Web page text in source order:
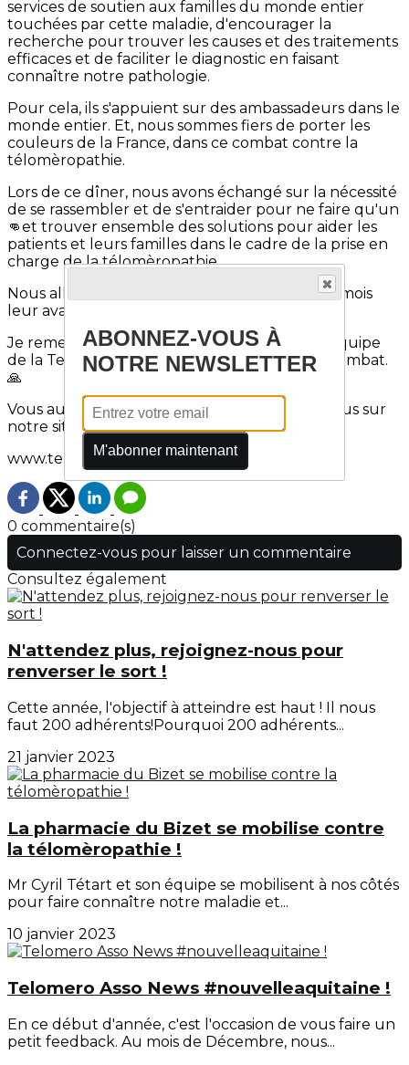
services de soutien aux familles du monde entier
touchées par cette maladie, d'encourager la
recherche pour trouver les causes et des traitements
efficaces et de faciliter le diagnostic en faisant
connaître notre pathologie.
Pour cela, ils s'appuient sur des ambassadeurs dans le
monde entier. Et, nous sommes fiers de porter les
couleurs de la France, dans ce combat contre la
télomèropathie.
Lors de ce dîner, nous avons échangé sur la nécessité
de se rassembler et de s'entraider pour ne faire qu'un
👊et trouver ensemble des solutions pour aider les
patients et leurs familles dans le cadre de la prise en
charge de la télomèropathie.
Nous allons vous partager dans les prochains mois
leur avancée sur la maladie.
Je remercie Katie Barrett Stevens et toute l'équipe
de la Team Telomere de nous aider dans ce combat.
🙏
Vous aussi vous pouvez nous aider, rendez-vous sur
notre site:
www.telomero-asso.fr
0 commentaire(s)
Connectez-vous pour laisser un commentaire
Consultez également
N'attendez plus, rejoignez-nous pour
renverser le sort !
Cette année, l'objectif à atteindre est haut ! Il nous
faut 200 adhérents!Pourquoi 200 adhérents...
21 janvier 2023
La pharmacie du Bizet se mobilise contre
la télomèropathie !
Mr Cyril Tétart et son équipe se mobilisent à nos côtés
pour faire connaître notre maladie et...
10 janvier 2023
Telomero Asso News #nouvelleaquitaine !
En ce début d'année, c'est l'occasion de vous faire un
petit feedback. Au mois de Décembre, nous...
ABONNEZ-VOUS À
NOTRE NEWSLETTER
M'abonner maintenant